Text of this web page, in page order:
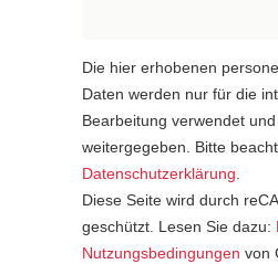
Die hier erhobenen
Daten werden nur für die
Bearbeitung verwendet
weitergegeben. Bitte
Datenschutzerklärung.
Diese Seite wird durch
geschützt. Lesen Sie dazu:
Nutzungsbedingungen von